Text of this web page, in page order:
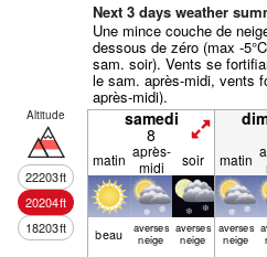
Next 3 days weather
Une mince couche de
dessous de zéro (max -
sam. soir). Vents se
le sam. après-midi, vents
après-midi).
Altitude
22203ft
20204ft
18203ft
samedi
8
matin après-
midi
soir matin
beau averses
neige
averses
neige
averses
neige